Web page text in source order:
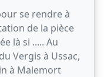
se rendre à
de la pièce
là si ..... Au
Vergis à Ussac,
à Malemort